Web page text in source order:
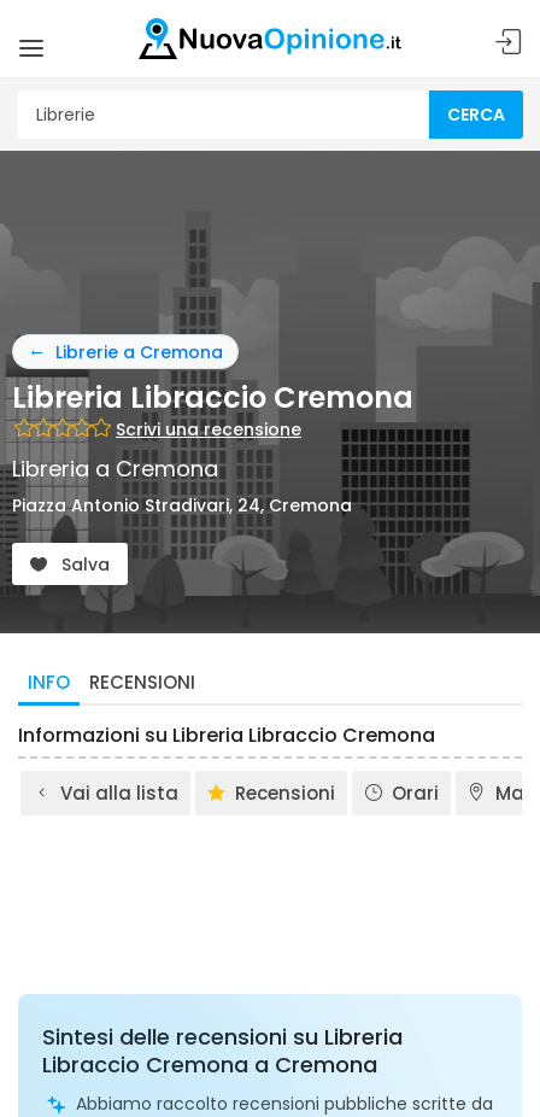
CERCA
Librerie a Cremona
Libreria Libraccio Cremona
Scrivi una recensione
Libreria a Cremona
Piazza Antonio Stradivari, 24, Cremona
Salva
INFO RECENSIONI
Informazioni su Libreria Libraccio Cremona
Vai alla lista Recensioni Orari
Sintesi delle recensioni su Libreria
Libraccio Cremona a Cremona
Abbiamo raccolto recensioni pubbliche scritte da